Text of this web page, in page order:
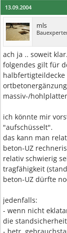
13.09.2004
mls
ach ja .. soweit klar.
folgendes gilt für
halbfertigteildecke
massiv-/
ich könnte mir
"aufschüsselt".
das kann man
beton-UZ
relativ schwierig
tragfähigkeit
beton-UZ dürfte
jedenfalls:
- wenn nicht
die